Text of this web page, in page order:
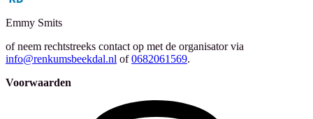
Emmy Smits
of neem rechtstreeks contact op met de organisator via
info@renkumsbeekdal.nl of 0682061569.
Voorwaarden